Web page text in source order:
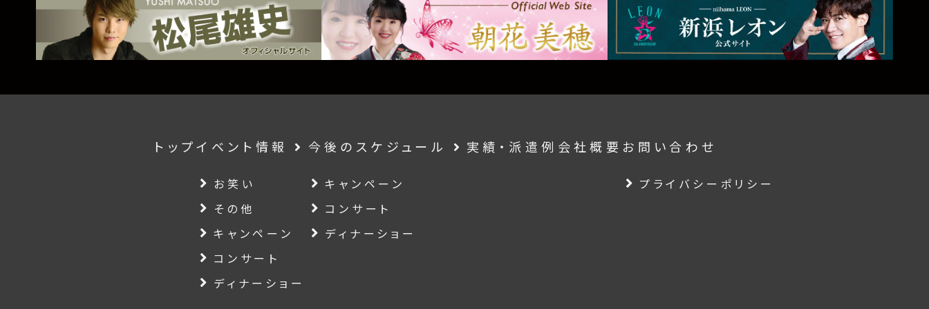
トップイベント情報
お笑い
その他
キャンペーン
コンサート
ディナーショー
今後のスケジュール
キャンペーン
コンサート
ディナーショー
実績・派遣例 会社概要 お問い合わせ
プライバシーポリシー